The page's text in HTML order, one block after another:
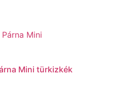
Mini türkizkék